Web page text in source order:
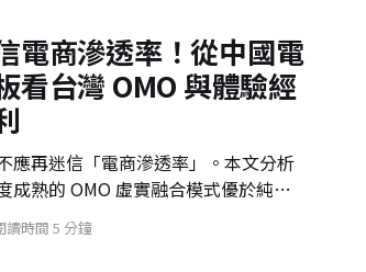
電商滲透率！從中國電
看台灣 OMO 與體驗經
應再迷信「電商滲透率」。本文分析
成熟的 OMO 虛實融合模式優於純電
國雙 11 的衰退與服務經濟的崛起，論
」才是未來零售競爭力的核心指標。
讀時間 5 分鐘